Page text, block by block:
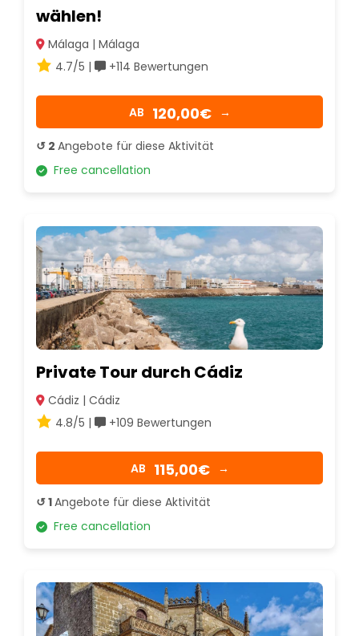
wählen!
Málaga | Málaga
4.7/5 |
+114 Bewertungen
AB 120,00€ →
↺ 2 Angebote für diese Aktivität
Free cancellation
Private Tour durch Cádiz
Cádiz | Cádiz
4.8/5 |
+109 Bewertungen
AB 115,00€ →
↺ 1Angebote für diese Aktivität
Free cancellation